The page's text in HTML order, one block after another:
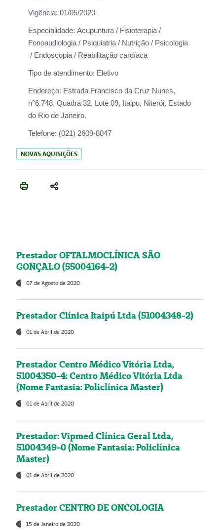
Vigência: 01/05/2020
Especialidade: Acupuntura / Fisioterapia /
Fonoaudiologia / Psiquiatria / Nutrição / Psicologia
/ Endoscopia / Reabilitação cardíaca
Tipo de atendimento: Eletivo
Endereço: Estrada Francisco da Cruz Nunes,
n°6.748, Quadra 32, Lote 09, Itaipu, Niterói, Estado
do Rio de Janeiro.
Telefone: (021) 2609-8047
NOVAS AQUISIÇÕES
Prestador OFTALMOCLÍNICA SÃO
GONÇALO (55004164-2)
07 de Agosto de 2020
Prestador Clínica Itaipú Ltda (51004348-2)
01 de Abril de 2020
Prestador Centro Médico Vitória Ltda,
51004350-4: Centro Médico Vitória Ltda
(Nome Fantasia: Policlínica Master)
01 de Abril de 2020
Prestador: Vipmed Clínica Geral Ltda,
51004349-0 (Nome Fantasia: Policlínica
Master)
01 de Abril de 2020
Prestador CENTRO DE ONCOLOGIA
15 de Janeiro de 2020